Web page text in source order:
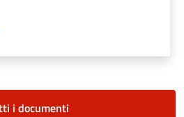
i documenti